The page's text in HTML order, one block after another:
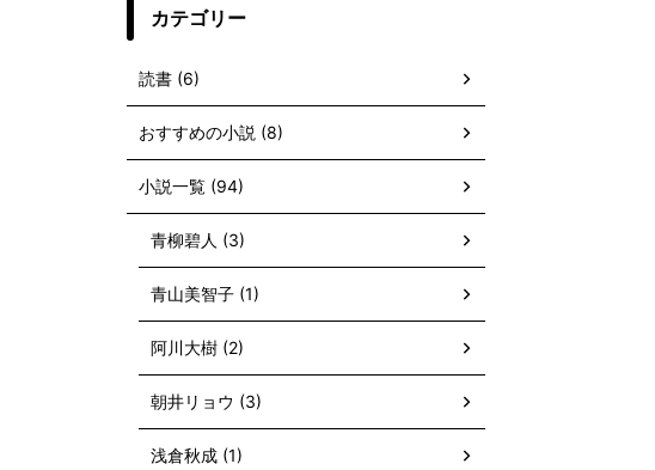
カテゴリー
読書 (6)
おすすめの小説 (8)
小説一覧 (94)
青柳碧人 (3)
青山美智子 (1)
阿川大樹 (2)
朝井リョウ (3)
浅倉秋成 (1)